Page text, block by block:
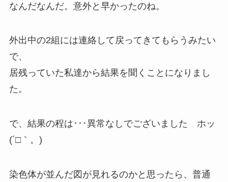
なんだなんだ。意外と早かったのね。
外出中の2組には連絡して戻ってきてもらうみたい
で、
居残っていた私達から結果を聞くことになりまし
た。
で、結果の程は･･･異常なしでございました ホッ
(´□｀。)
染色体が並んだ図が見れるのかと思ったら、普通